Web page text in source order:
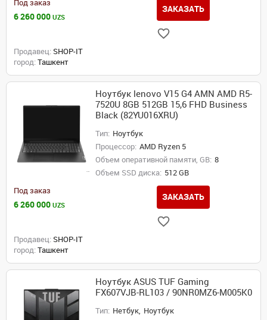
Под заказ
6 260 000 UZS
ЗАКАЗАТЬ
Продавец: SHOP-IT
город: Ташкент
Ноутбук lenovo V15 G4 AMN AMD R5-
7520U 8GB 512GB 15,6 FHD Business
Black (82YU016XRU)
Тип: Ноутбук
Процессор: AMD Ryzen 5
Объем оперативной памяти, GB: 8
Объем SSD диска: 512 GB
Под заказ
6 260 000 UZS
ЗАКАЗАТЬ
Продавец: SHOP-IT
город: Ташкент
Ноутбук ASUS TUF Gaming
FX607VJB-RL103 / 90NR0MZ6-M005K0
Тип: Нетбук, Ноутбук